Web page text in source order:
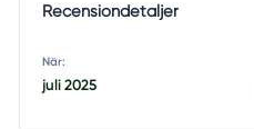
Recensiondetaljer
När:
juli 2025